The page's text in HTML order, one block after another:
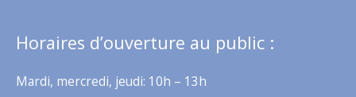
Horaires d’ouverture au public :
Mardi, mercredi, jeudi: 10h – 13h